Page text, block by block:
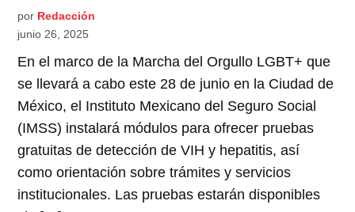
por Redacción
junio 26, 2025
En el marco de la Marcha del Orgullo LGBT+ que
se llevará a cabo este 28 de junio en la Ciudad de
México, el Instituto Mexicano del Seguro Social
(IMSS) instalará módulos para ofrecer pruebas
gratuitas de detección de VIH y hepatitis, así
como orientación sobre trámites y servicios
institucionales. Las pruebas estarán disponibles